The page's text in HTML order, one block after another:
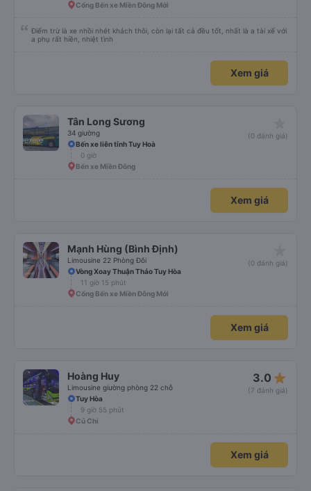
Cổng Bến xe Miền Đông Mới
Điểm trừ là xe nhồi nhét khách thôi, còn lại tất cả đều tốt, nhất là a tài xế với
a phụ rất hiền, nhiệt tình
Xem giá
Tân Long Sương
34 giường
(0 đánh giá)
Bến xe liên tỉnh Tuy Hoà
0 giờ
Bến xe Miền Đông
Xem giá
Mạnh Hùng (Bình Định)
Limousine 22 Phòng Đôi
(0 đánh giá)
Vòng Xoay Thuận Thảo Tuy Hòa
11 giờ 15 phút
Cổng Bến xe Miền Đông Mới
Xem giá
Hoàng Huy
Limousine giường phòng 22 chỗ
3.0 star_rate
(7 đánh giá)
Tuy Hòa
9 giờ 55 phút
Củ Chi
Xem giá